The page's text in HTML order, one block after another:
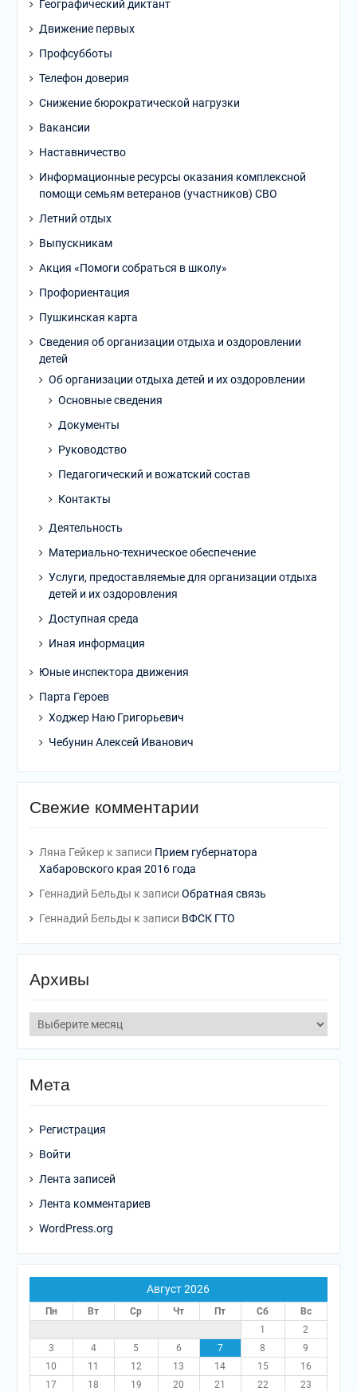
Географический диктант
Движение первых
Профсубботы
Телефон доверия
Снижение бюрократической нагрузки
Вакансии
Наставничество
Информационные ресурсы оказания комплексной
помощи семьям ветеранов (участников) СВО
Летний отдых
Выпускникам
Акция «Помоги собраться в школу»
Профориентация
Пушкинская карта
Сведения об организации отдыха и оздоровлении
детей
Об организации отдыха детей и их оздоровлении
Основные сведения
Документы
Руководство
Педагогический и вожатский состав
Контакты
Деятельность
Материально-техническое обеспечение
Услуги, предоставляемые для организации отдыха
детей и их оздоровления
Доступная среда
Иная информация
Юные инспектора движения
Парта Героев
Ходжер Наю Григорьевич
Чебунин Алексей Иванович
Свежие комментарии
Ляна Гейкер к записи Прием губернатора
Хабаровского края 2016 года
Геннадий Бельды к записи Обратная связь
Геннадий Бельды к записи ВФСК ГТО
Архивы
Мета
Регистрация
Войти
Лента записей
Лента комментариев
WordPress.org
Август 2026
Пн Вт Ср Чт Пт Сб
Вс
1
2
3
4 5 6 7 8
9
10
11 12 13 14 15
16
17
18 19 20 21 22
23